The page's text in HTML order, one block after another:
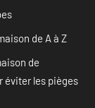
de A à Z
de
éviter les pièges